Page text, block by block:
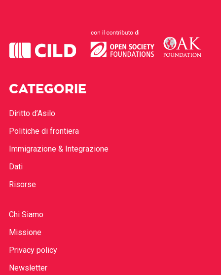
CATEGORIE
Diritto d’Asilo
Politiche di frontiera
Immigrazione & Integrazione
Dati
Risorse
Chi Siamo
Missione
Privacy policy
Newsletter